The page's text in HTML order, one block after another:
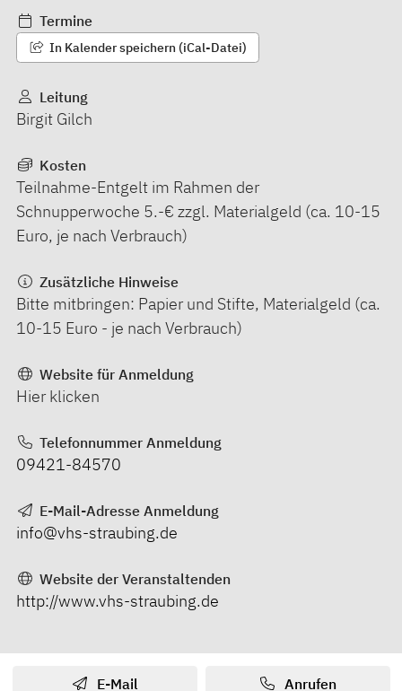
Termine
In Kalender speichern (iCal-Datei)
Leitung
Birgit Gilch
Kosten
Teilnahme-Entgelt im Rahmen der
Schnupperwoche 5.-€ zzgl. Materialgeld (ca. 10-15
Euro, je nach Verbrauch)
Zusätzliche Hinweise
Bitte mitbringen: Papier und Stifte, Materialgeld (ca.
10-15 Euro - je nach Verbrauch)
Website für Anmeldung
Hier klicken
Telefonnummer Anmeldung
09421-84570
E-Mail-Adresse Anmeldung
info@vhs-straubing.de
Website der Veranstaltenden
http://www.vhs-straubing.de
E-Mail Anrufen